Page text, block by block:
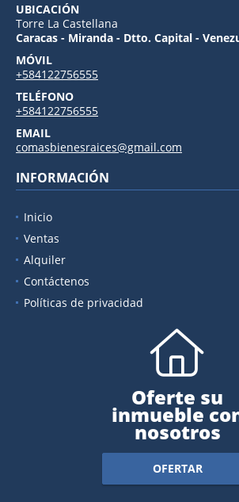
UBICACIÓN
Torre La Castellana
Caracas - Miranda - Dtto. Capital -
MÓVIL
+584122756555
TELÉFONO
+584122756555
EMAIL
comasbienesraices@gmail.com
INFORMACIÓN
Inicio
Ventas
Alquiler
Contáctenos
Políticas de privacidad
Oferte su
inmueble
nosotros
OFERTAR